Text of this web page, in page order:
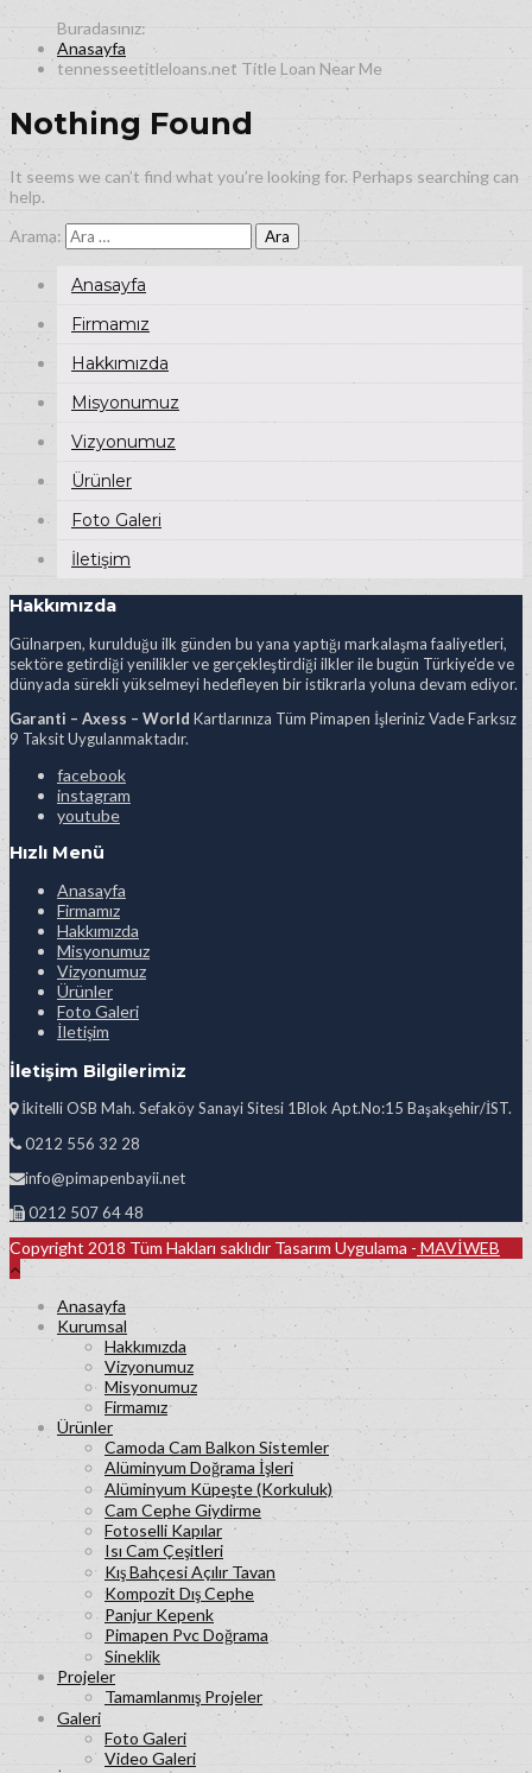
Anasayfa
tennesseetitleloans.net Title Loan Near Me
Nothing Found
It seems we can’t find what you’re looking for. Perhaps searching can
help.
Arama:
Anasayfa
Firmamız
Hakkımızda
Misyonumuz
Vizyonumuz
Ürünler
Foto Galeri
İletişim
Hakkımızda
Gülnarpen, kurulduğu ilk günden bu yana yaptığı markalaşma faaliyetleri,
sektöre getirdiği yenilikler ve gerçekleştirdiği ilkler ile bugün Türkiye’de ve
dünyada sürekli yükselmeyi hedefleyen bir istikrarla yoluna devam ediyor.
Garanti – Axess – World Kartlarınıza Tüm Pimapen İşleriniz Vade Farksız
9 Taksit Uygulanmaktadır.
facebook
instagram
youtube
Hızlı Menü
Anasayfa
Firmamız
Hakkımızda
Misyonumuz
Vizyonumuz
Ürünler
Foto Galeri
İletişim
İletişim Bilgilerimiz
İkitelli OSB Mah. Sefaköy Sanayi Sitesi 1Blok Apt.No:15 Başakşehir/İST.
0212 556 32 28
info@pimapenbayii.net
0212 507 64 48
Copyright 2018 Tüm Hakları saklıdır Tasarım Uygulama - MAVİWEB
Anasayfa
Kurumsal
Hakkımızda
Vizyonumuz
Misyonumuz
Firmamız
Ürünler
Camoda Cam Balkon Sistemler
Alüminyum Doğrama İşleri
Alüminyum Küpeşte (Korkuluk)
Cam Cephe Giydirme
Fotoselli Kapılar
Isı Cam Çeşitleri
Kış Bahçesi Açılır Tavan
Kompozit Dış Cephe
Panjur Kepenk
Pimapen Pvc Doğrama
Sineklik
Projeler
Tamamlanmış Projeler
Galeri
Foto Galeri
Video Galeri